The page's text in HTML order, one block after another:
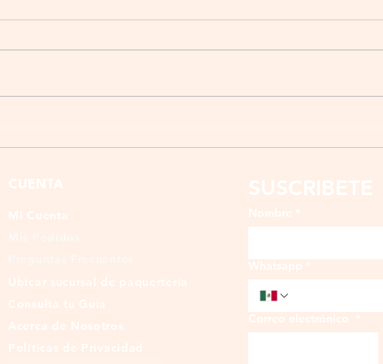
CUENTA
Mi Cuenta
Consulta tu Guía
Acerca de Nosotros
Políticas de Privacidad
SUSCRIBETE
Nombre *
Whatsapp *
Correo electrónico *